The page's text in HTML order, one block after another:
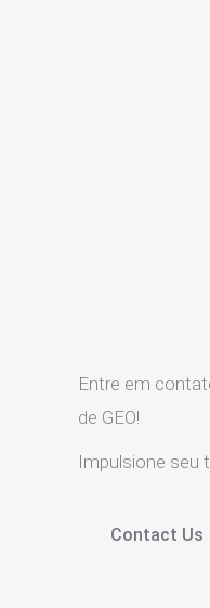
Entre em
de GEO!
Impulsione seu
Contact Us